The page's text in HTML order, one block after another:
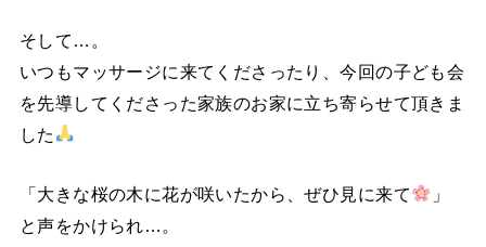
そして…。
いつもマッサージに来てくださったり、今回の子ども会
を先導してくださった家族のお家に立ち寄らせて頂きま
した
「大きな桜の木に花が咲いたから、ぜひ見に来て
」
と声をかけられ…。